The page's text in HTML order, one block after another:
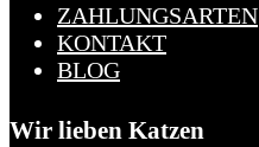
ZAHLUNGSARTEN
KONTAKT
BLOG
Wir lieben Katzen